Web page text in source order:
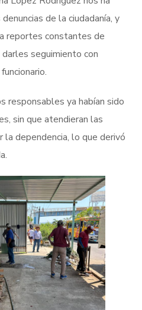
de la ciudadanía, y
reportes constantes de
darles seguimiento con
responsables ya habían sido
sin que atendieran las
dependencia, lo que derivó